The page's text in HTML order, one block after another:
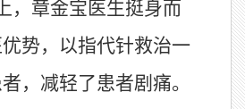
，章金宝医生挺身而
势，以指代针救治一
，减轻了患者剧痛。